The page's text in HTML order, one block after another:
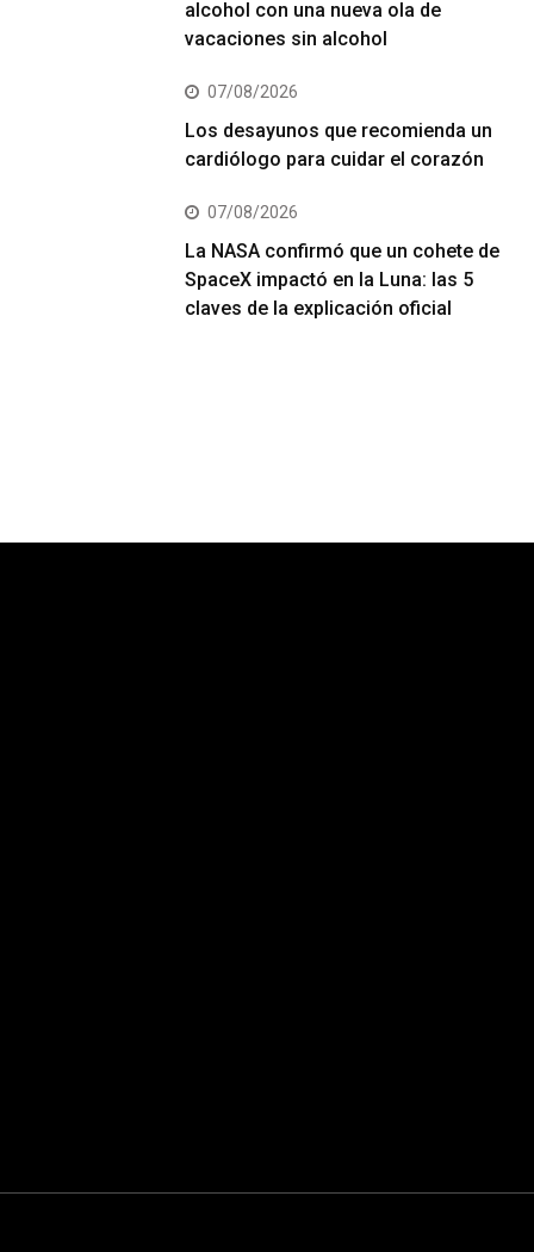
alcohol con una nueva ola de
vacaciones sin alcohol
07/08/2026
Los desayunos que recomienda un
cardiólogo para cuidar el corazón
07/08/2026
La NASA confirmó que un cohete de
SpaceX impactó en la Luna: las 5
claves de la explicación oficial